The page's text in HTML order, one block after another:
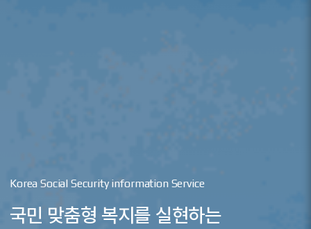
Korea Social Security information Service
국민 맞춤형 복지를 실현하는